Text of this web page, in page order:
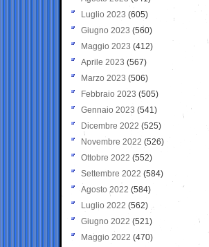
Luglio 2023 (605)
Giugno 2023 (560)
Maggio 2023 (412)
Aprile 2023 (567)
Marzo 2023 (506)
Febbraio 2023 (505)
Gennaio 2023 (541)
Dicembre 2022 (525)
Novembre 2022 (526)
Ottobre 2022 (552)
Settembre 2022 (584)
Agosto 2022 (584)
Luglio 2022 (562)
Giugno 2022 (521)
Maggio 2022 (470)